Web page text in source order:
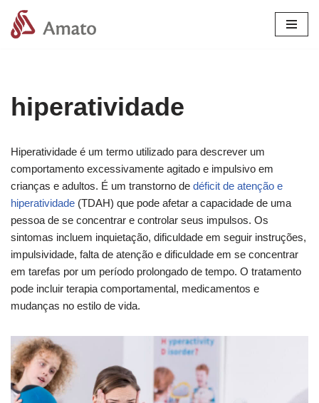
Pular
hiperatividade
Hiperatividade é um termo utilizado para descrever um
comportamento excessivamente agitado e impulsivo em
crianças e adultos. É um transtorno de déficit de atenção e
hiperatividade (TDAH) que pode afetar a capacidade de uma
pessoa de se concentrar e controlar seus impulsos. Os
sintomas incluem inquietação, dificuldade em seguir instruções,
impulsividade, falta de atenção e dificuldade em se concentrar
em tarefas por um período prolongado de tempo. O tratamento
pode incluir terapia comportamental, medicamentos e
mudanças no estilo de vida.